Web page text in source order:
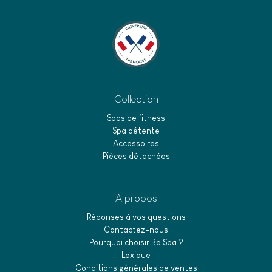
Collection
Spas de fitness
Spa détente
Accessoires
Pièces détachées
A propos
Réponses à vos questions
Contactez-nous
Pourquoi choisir Be Spa ?
Lexique
Conditions générales de ventes